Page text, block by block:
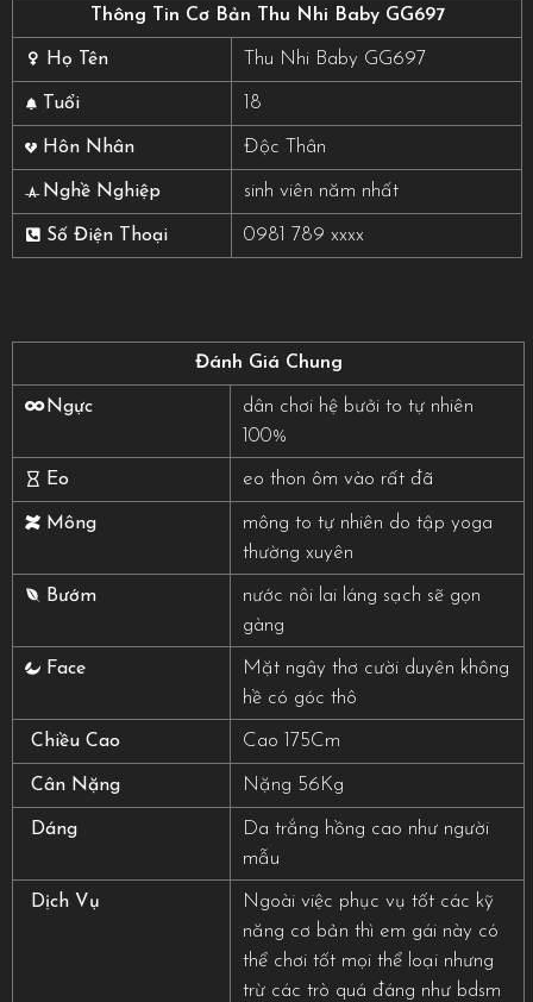
Thông Tin Cơ Bản Thu Nhi Baby GG697
Họ Tên Thu Nhi Baby GG697
Tuổi 18
Hôn Nhân Độc Thân
Nghề Nghiệp sinh viên năm nhất
Số Điện Thoại 0981 789 xxxx
Đánh Giá Chung
Ngực
dân chơi hệ bưởi to tự nhiên
100%
Eo eo thon ôm vào rất đã
Mông
mông to tự nhiên do tập yoga
thường xuyên
Bướm
nước nôi lai láng sạch sẽ gọn
gàng
Face
Mặt ngây thơ cười duyên không
hề có góc thô
Chiều Cao Cao 175Cm
Cân Nặng Nặng 56Kg
Dáng
Da trắng hồng cao như người
mẫu
Dịch Vụ
Ngoài việc phục vụ tốt các kỹ
năng cơ bản thì em gái này có
thể chơi tốt mọi thể loại nhưng
trừ các trò quá đáng như bdsm